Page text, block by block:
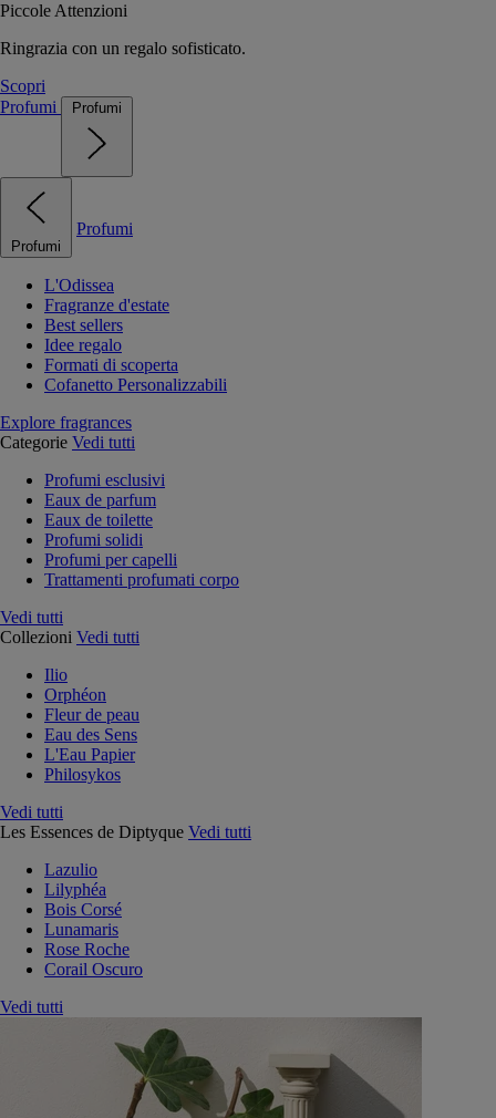
Piccole Attenzioni
Ringrazia con un regalo sofisticato.
Scopri
Profumi
Profumi
Profumi
Profumi
L'Odissea
Fragranze d'estate
Best sellers
Idee regalo
Formati di scoperta
Cofanetto Personalizzabili
Explore fragrances
Categorie Vedi tutti
Profumi esclusivi
Eaux de parfum
Eaux de toilette
Profumi solidi
Profumi per capelli
Trattamenti profumati corpo
Vedi tutti
Collezioni Vedi tutti
Ilio
Orphéon
Fleur de peau
Eau des Sens
L'Eau Papier
Philosykos
Vedi tutti
Les Essences de Diptyque Vedi tutti
Lazulio
Lilyphéa
Bois Corsé
Lunamaris
Rose Roche
Corail Oscuro
Vedi tutti